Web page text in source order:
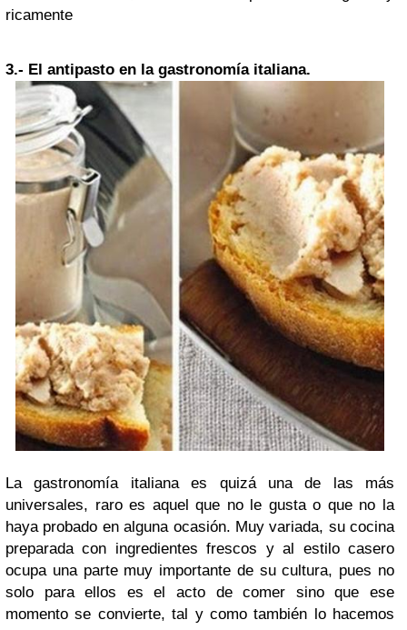
ricamente
3.- El antipasto en la gastronomía italiana.
La gastronomía italiana es quizá una de las más
universales, raro es aquel que no le gusta o que no la
haya probado en alguna ocasión. Muy variada, su cocina
preparada con ingredientes frescos y al estilo casero
ocupa una parte muy importante de su cultura, pues no
solo para ellos es el acto de comer sino que ese
momento se convierte, tal y como también lo hacemos